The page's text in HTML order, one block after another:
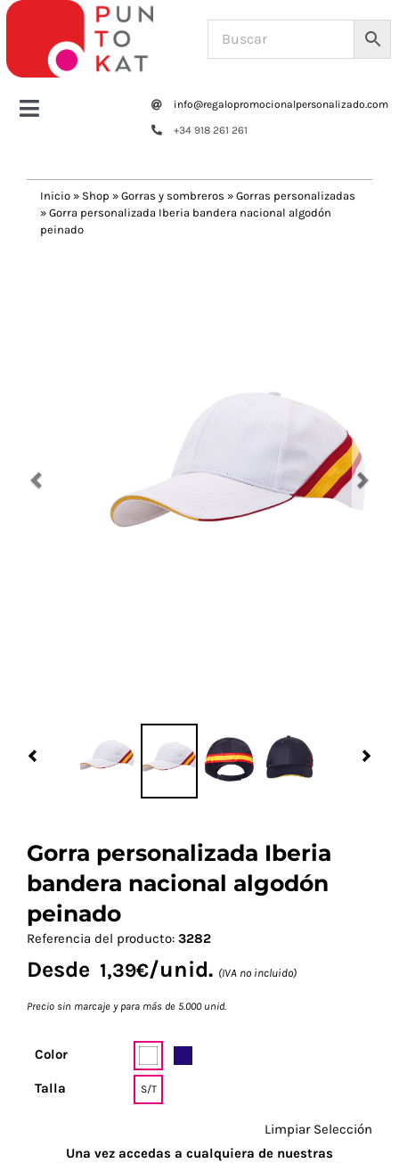
Saltar
contenido
Toggle
Tazas y botellas
info@regalopromocionalpersonalizado.com
+34 918 261 261
Inicio » Shop » Gorras y sombreros » Gorras personalizadas
» Gorra personalizada Iberia bandera nacional algodón
peinado
Gorra personalizada Iberia
bandera nacional algodón
peinado
Referencia del producto: 3282
Desde 1,39€/unid. (IVA no incluido)
Precio sin marcaje y para más de 5.000 unid.
Color
Talla S/T
Limpiar Selección
Una vez accedas a cualquiera de nuestras